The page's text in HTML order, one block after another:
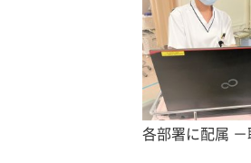
各部署に配属